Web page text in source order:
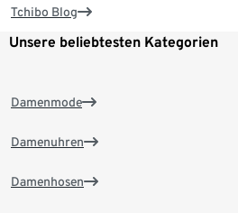
Tchibo Blog
Unsere beliebtesten Kategorien
Damenmode
Damenuhren
Damenhosen